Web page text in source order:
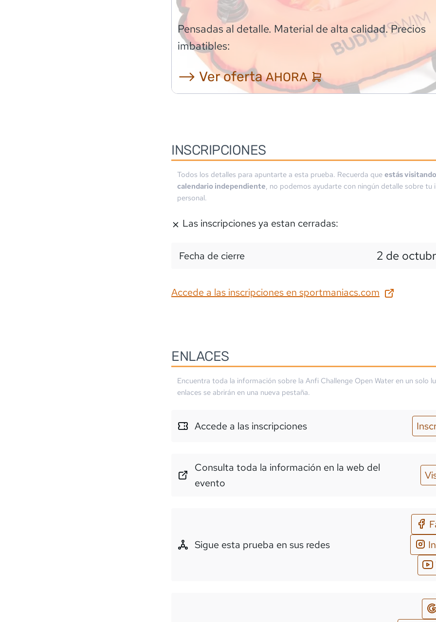
Pensadas al detalle. Material de alta calidad. Precios
imbatibles:
⟶ Ver ofertaAHORA
INSCRIPCIONES
Todos los detalles para apuntarte a esta prueba. Recuerda que estás
calendario independiente, no podemos ayudarte con ningún detalle sobre tu
personal.
Las inscripciones ya estan cerradas:
Fecha de cierre 2 de
Accede a las inscripciones en sportmaniacs.com
ENLACES
Encuentra toda la información sobre la Anfi Challenge Open Water en un solo
enlaces se abrirán en una nueva pestaña.
Accede a las inscripciones
Consulta toda la información en la web del
evento
Sigue esta prueba en sus redes